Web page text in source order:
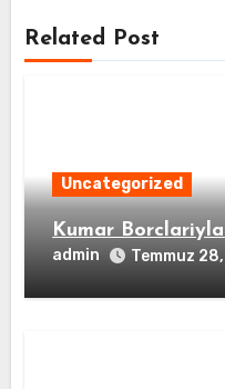
Related Post
Uncategorized
Kumar
admin Temmuz